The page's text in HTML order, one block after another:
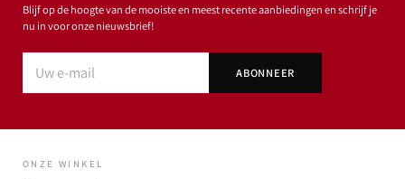
Blijf op de hoogte van de mooiste en meest recente aanbiedingen en schrijf je
nu in voor onze nieuwsbrief!
ONZE WINKEL